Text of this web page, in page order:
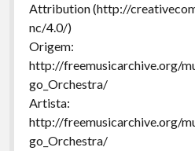
Attribution (http://
nc/4.0/)
Origem:
http://freemusicarchive.org/
go_Orchestra/
Artista:
http://freemusicarchive.org/
go_Orchestra/